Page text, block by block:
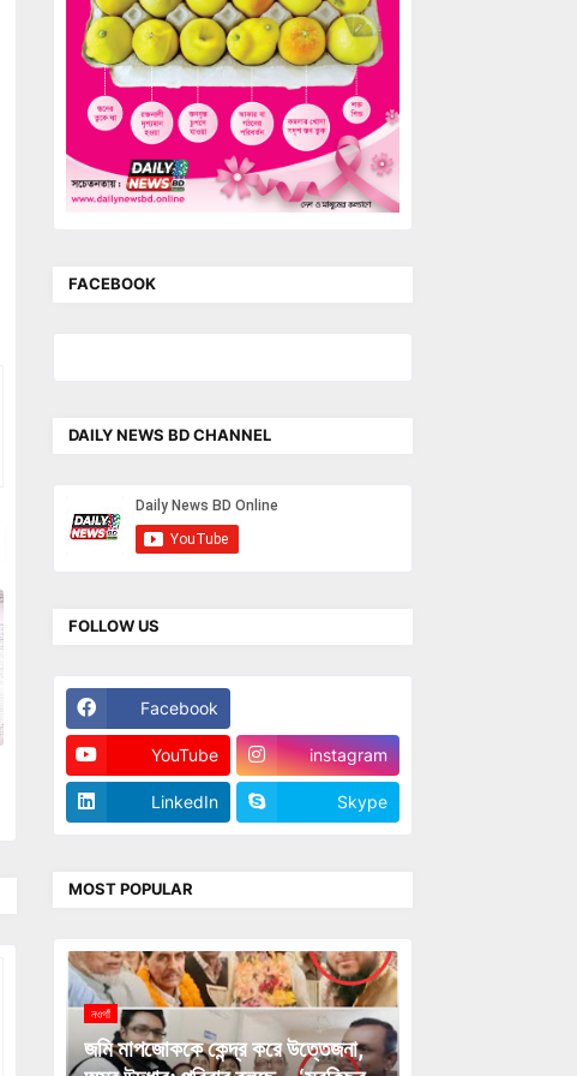
FACEBOOK
DAILY NEWS BD CHANNEL
FOLLOW US
Facebook
YouTube instagram
LinkedIn Skype
MOST POPULAR
নওগাঁ
জমি মাপজোককে কেন্দ্র করে উত্তেজনা,